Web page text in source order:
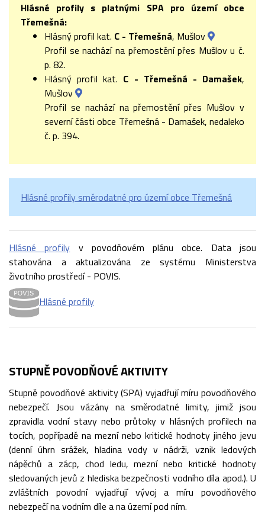
Hlásné profily s platnými SPA pro území obce
Třemešná:
Hlásný profil kat. C - Třemešná, Mušlov
Profil se nachází na přemostění přes Mušlov u č.
p. 82.
Hlásný profil kat. C - Třemešná - Damašek,
Mušlov
Profil se nachází na přemostění přes Mušlov v
severní části obce Třemešná - Damašek, nedaleko
č. p. 394.
Hlásné profily směrodatné pro území obce Třemešná
Hlásné profily v povodňovém plánu obce. Data jsou
stahována a aktualizována ze systému Ministerstva
životního prostředí - POVIS.
Hlásné profily
STUPNĚ POVODŇOVÉ AKTIVITY
Stupně povodňové aktivity (SPA) vyjadřují míru povodňového
nebezpečí. Jsou vázány na směrodatné limity, jimiž jsou
zpravidla vodní stavy nebo průtoky v hlásných profilech na
tocích, popřípadě na mezní nebo kritické hodnoty jiného jevu
(denní úhrn srážek, hladina vody v nádrži, vznik ledových
nápěchů a zácp, chod ledu, mezní nebo kritické hodnoty
sledovaných jevů z hlediska bezpečnosti vodního díla apod.). U
zvláštních povodní vyjadřují vývoj a míru povodňového
nebezpečí na vodním díle a na území pod ním.